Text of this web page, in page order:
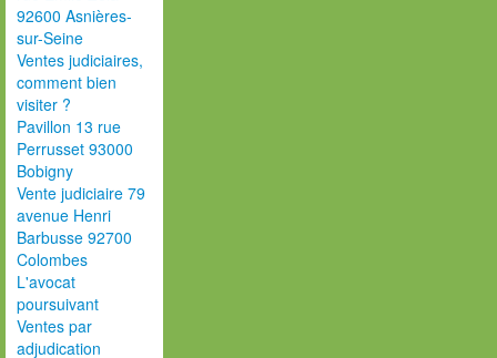
92600 Asnières-
sur-Seine
Ventes judiciaires,
comment bien
visiter ?
Pavillon 13 rue
Perrusset 93000
Bobigny
Vente judiciaire 79
avenue Henri
Barbusse 92700
Colombes
L'avocat
poursuivant
Ventes par
adjudication